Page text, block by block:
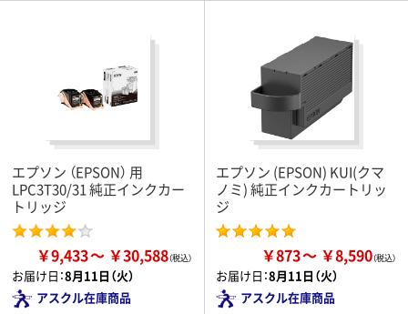
エプソン （EPSON） 用
LPC3T30/31 純正インクカー
トリッジ
￥9,433 ￥30,588
お届け日：8月11日（火）
アスクル在庫商品
エプソン (EPSON) KUI(クマ
ノミ) 純正インクカートリッ
ジ
￥873 ￥8,590
お届け日：8月11日（火）
アスクル在庫商品